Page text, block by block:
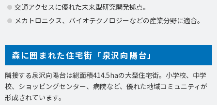
交通アクセスに優れた未来型研究開発拠点。
メカトロニクス、バイオテクノロジーなどの産業分野に適合。
森に囲まれた住宅街「泉沢向陽台」
隣接する泉沢向陽台は総面積414.5haの大型住宅街。小学校、中学
校、ショッピングセンター、病院など、優れた地域コミュニティが
形成されています。